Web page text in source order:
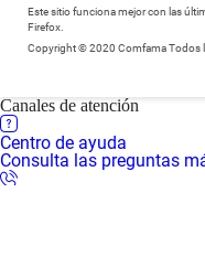
Este sitio funciona mejor con las
Firefox.
Copyright © 2020 Comfama Todos
Canales de atención
Centro de ayuda
Consulta las preguntas